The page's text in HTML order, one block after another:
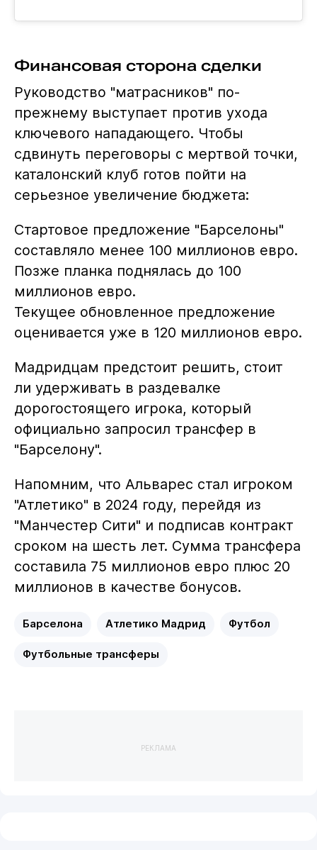
Финансовая сторона сделки
Руководство "матрасников" по-
прежнему выступает против ухода
ключевого нападающего. Чтобы
сдвинуть переговоры с мертвой точки,
каталонский клуб готов пойти на
серьезное увеличение бюджета:
Стартовое предложение "Барселоны"
составляло менее 100 миллионов евро.
Позже планка поднялась до 100
миллионов евро.
Текущее обновленное предложение
оценивается уже в 120 миллионов евро.
Мадридцам предстоит решить, стоит
ли удерживать в раздевалке
дорогостоящего игрока, который
официально запросил трансфер в
"Барселону".
Напомним, что Альварес стал игроком
"Атлетико" в 2024 году, перейдя из
"Манчестер Сити" и подписав контракт
сроком на шесть лет. Сумма трансфера
составила 75 миллионов евро плюс 20
миллионов в качестве бонусов.
Барселона Атлетико Мадрид Футбол
Футбольные трансферы
РЕКЛАМА